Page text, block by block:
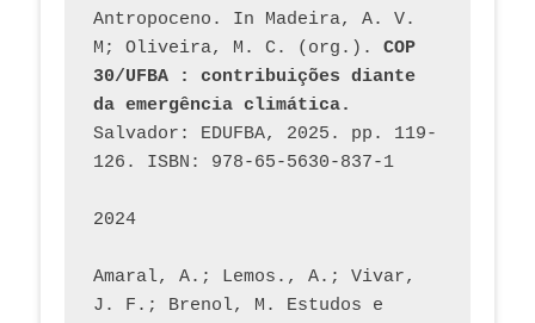
Antropoceno. In Madeira, A. V.
M; Oliveira, M. C. (org.). COP
30/UFBA : contribuições diante
da emergência climática.
Salvador: EDUFBA, 2025. pp. 119-
126. ISBN: 978-65-5630-837-1
2024
Amaral, A.; Lemos., A.; Vivar,
J. F.; Brenol, M. Estudos e